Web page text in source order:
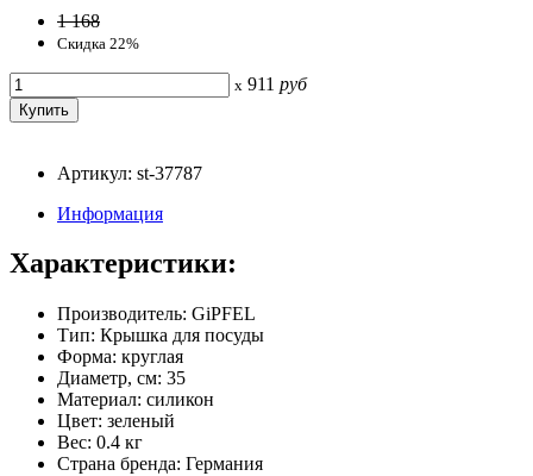
1 168
Скидка 22%
x 911 руб
Артикул: st-37787
Информация
Характеристики:
Производитель: GiPFEL
Тип: Крышка для посуды
Форма: круглая
Диаметр, см: 35
Материал: силикон
Цвет: зеленый
Вес: 0.4 кг
Страна бренда: Германия